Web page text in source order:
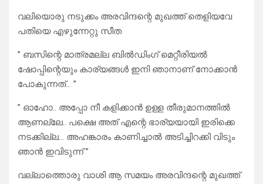
വലിയൊരു നടുക്കം അരവിന്ദന്റെ മുഖത്ത് തെളിയവേ
പതിയെ എഴുന്നേറ്റു സീത
” ബസിന്റെ മാത്രമല്ല ബിൽഡിംഗ്‌ മെറ്റീരിയൽ
ഷോപ്പിന്റെയും കാര്യങ്ങൾ ഇനി ഞാനാണ് നോക്കാൻ
പോകുന്നത്… ”
” ഓഹോ.. അപ്പോ നീ കളിക്കാൻ ഉള്ള തീരുമാനത്തിൽ
ആണല്ലേ.. പക്ഷെ അത് എന്റെ ഭാര്യയായി ഇരിക്കെ
നടക്കില്ല… അഹങ്കാരം കാണിച്ചാൽ അടിച്ചിറക്കി വിടും
ഞാൻ ഇവിടുന്ന് ”
വല്ലാത്തൊരു വാശി ആ സമയം അരവിന്ദന്റെ മുഖത്ത്